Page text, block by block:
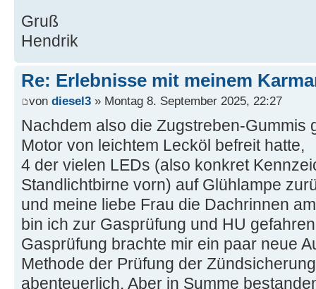
Gruß
Hendrik
Re: Erlebnisse mit meinem
von diesel3 » Montag 8. September 2025, 22:27
Nachdem also die Zugstreben-Gummis
Motor von leichtem Lecköl befreit hatte,
4 der vielen LEDs (also konkret
Standlichtbirne vorn) auf Glühlampe
und meine liebe Frau die Dachrinnen
bin ich zur Gasprüfung und HU
Gasprüfung brachte mir ein paar neue
Methode der Prüfung der
abenteuerlich. Aber in Summe